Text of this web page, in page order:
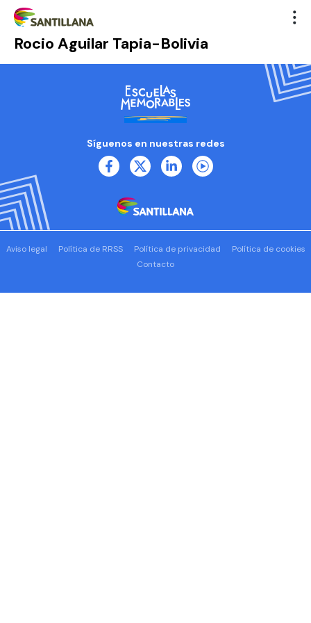
Rocio Aguilar Tapia-Bolivia
Síguenos en nuestras redes
Aviso legal Política de RRSS Política de privacidad
Política de cookies
Contacto